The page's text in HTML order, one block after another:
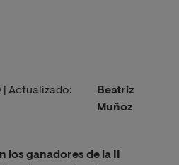
Actualizado:
Beatriz
Muñoz
ganadores de la II